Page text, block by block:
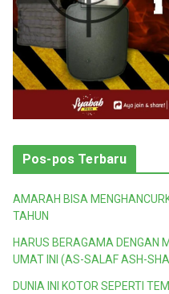
Pos-pos Terbaru
AMARAH BISA
TAHUN
HARUS BERAGAMA DENGAN
UMAT INI (AS-SALAF ASH-
DUNIA INI KOTOR SEPERTI